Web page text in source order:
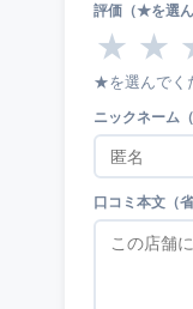
評価（★を選ん
★ ★
★を選んでく
ニックネーム（
口コミ本文（省